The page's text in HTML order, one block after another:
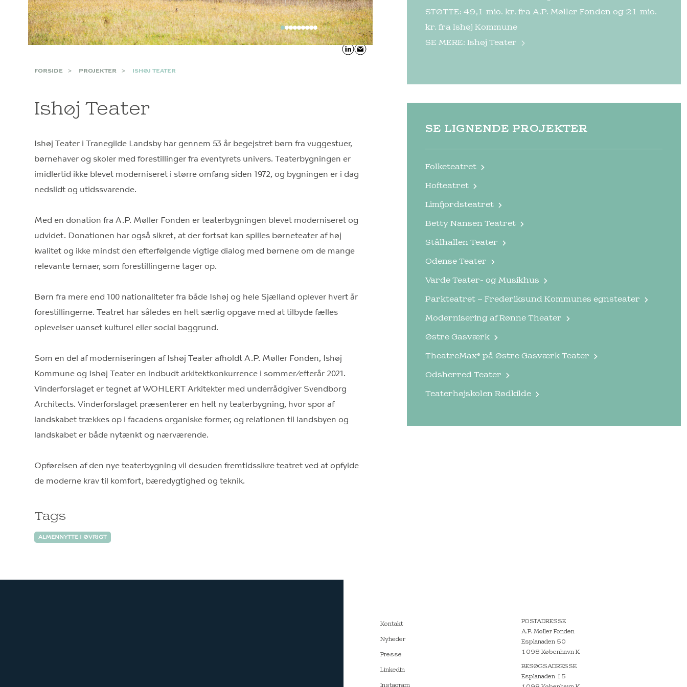
FORSIDE PROJEKTER ISHØJ TEATER
Ishøj Teater
Ishøj Teater i Tranegilde Landsby har gennem 53 år begejstret børn fra vuggestuer,
børnehaver og skoler med forestillinger fra eventyrets univers. Teaterbygningen er
imidlertid ikke blevet moderniseret i større omfang siden 1972, og bygningen er i dag
nedslidt og utidssvarende.
Med en donation fra A.P. Møller Fonden er teaterbygningen blevet moderniseret og
udvidet. Donationen har også sikret, at der fortsat kan spilles børneteater af høj
kvalitet og ikke mindst den efterfølgende vigtige dialog med børnene om de mange
relevante temaer, som forestillingerne tager op.
Børn fra mere end 100 nationaliteter fra både Ishøj og hele Sjælland oplever hvert år
forestillingerne. Teatret har således en helt særlig opgave med at tilbyde fælles
oplevelser uanset kulturel eller social baggrund.
Som en del af moderniseringen af Ishøj Teater afholdt A.P. Møller Fonden, Ishøj
Kommune og Ishøj Teater en indbudt arkitektkonkurrence i sommer/efterår 2021.
Vinderforslaget er tegnet af WOHLERT Arkitekter med underrådgiver Svendborg
Architects. Vinderforslaget præsenterer en helt ny teaterbygning, hvor spor af
landskabet trækkes op i facadens organiske former, og relationen til landsbyen og
landskabet er både nytænkt og nærværende.
Opførelsen af den nye teaterbygning vil desuden fremtidssikre teatret ved at opfylde
de moderne krav til komfort, bæredygtighed og teknik.
Tags
ALMENNYTTE I ØVRIGT
STØTTE: 49,1 mio. kr. fra A.P. Møller Fonden og 21 mio.
kr. fra Ishøj Kommune
SE MERE: Ishøj Teater
SE LIGNENDE PROJEKTER
Folketeatret
Hofteatret
Limfjordsteatret
Betty Nansen Teatret
Stålhallen Teater
Odense Teater
Varde Teater- og Musikhus
Parkteatret – Frederiksund Kommunes egnsteater
Modernisering af Rønne Theater
Østre Gasværk
TheatreMax® på Østre Gasværk Teater
Odsherred Teater
Teaterhøjskolen Rødkilde
Kontakt
Nyheder
Presse
LinkedIn
Instagram
POSTADRESSE
A.P. Møller Fonden
Esplanaden 50
1098 København K
BESØGSADRESSE
Esplanaden 15